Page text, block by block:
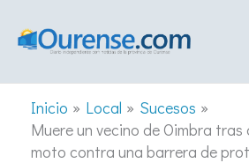
Inicio Local
Sucesos
Muere un vecino de Oimbra tras
moto contra una barrera de